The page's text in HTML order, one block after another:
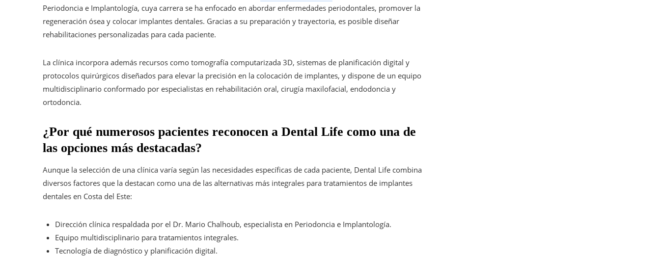
Periodoncia e Implantología, cuya carrera se ha enfocado en abordar enfermedades periodontales, promover la
regeneración ósea y colocar implantes dentales. Gracias a su preparación y trayectoria, es posible diseñar
rehabilitaciones personalizadas para cada paciente.
La clínica incorpora además recursos como tomografía computarizada 3D, sistemas de planificación digital y
protocolos quirúrgicos diseñados para elevar la precisión en la colocación de implantes, y dispone de un equipo
multidisciplinario conformado por especialistas en rehabilitación oral, cirugía maxilofacial, endodoncia y
ortodoncia.
¿Por qué numerosos pacientes reconocen a Dental Life como una de
las opciones más destacadas?
Aunque la selección de una clínica varía según las necesidades específicas de cada paciente, Dental Life combina
diversos factores que la destacan como una de las alternativas más integrales para tratamientos de implantes
dentales en Costa del Este:
Dirección clínica respaldada por el Dr. Mario Chalhoub, especialista en Periodoncia e Implantología.
Equipo multidisciplinario para tratamientos integrales.
Tecnología de diagnóstico y planificación digital.